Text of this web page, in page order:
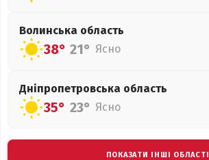
Волинська область
38° 21° Ясно
Дніпропетровська область
35° 23° Ясно
ПОКАЗАТИ ІНШІ ОБЛАСТІ